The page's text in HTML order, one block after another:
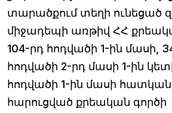
տարածքում տեղի ունեցած
միջադեպի առթիվ ՀՀ
104-րդ հոդվածի 1-ին մասի,
հոդվածի 2-րդ մասի 1-ին
հոդվածի 1-ին մասի
հարուցված քրեական գործի